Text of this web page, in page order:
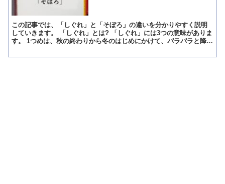
この記事では、「しぐれ」と「そぼろ」の違いを分かりやすく説明
していきます。 「しぐれ」とは? 「しぐれ」には3つの意味がありま
す。 1つめは、秋の終わりから冬のはじめにかけて、パラパラと降っ